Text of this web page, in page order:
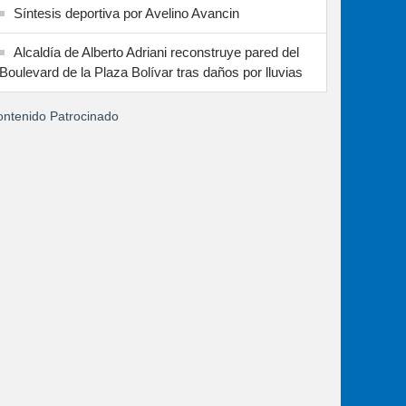
Síntesis deportiva por Avelino Avancin
Alcaldía de Alberto Adriani reconstruye pared del
Boulevard de la Plaza Bolívar tras daños por lluvias
Patrocinado